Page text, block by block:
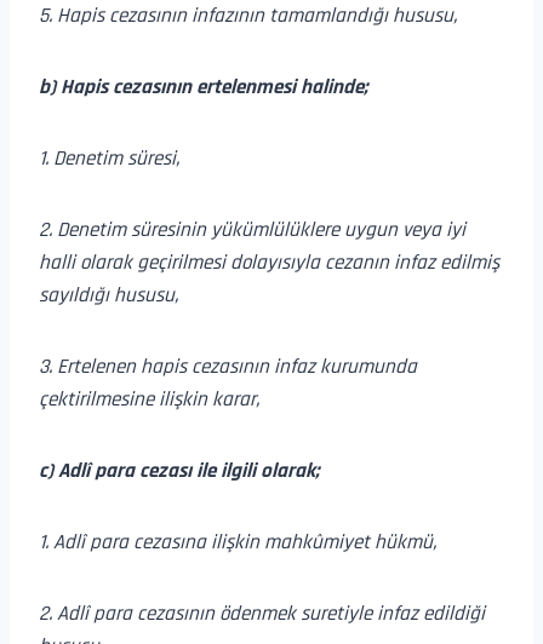
5. Hapis cezasının infazının tamamlandığı hususu,
b) Hapis cezasının ertelenmesi halinde;
1. Denetim süresi,
2. Denetim süresinin yükümlülüklere uygun veya iyi
halli olarak geçirilmesi dolayısıyla cezanın infaz edilmiş
sayıldığı hususu,
3. Ertelenen hapis cezasının infaz kurumunda
çektirilmesine ilişkin karar,
c) Adlî para cezası ile ilgili olarak;
1. Adlî para cezasına ilişkin mahkûmiyet hükmü,
2. Adlî para cezasının ödenmek suretiyle infaz edildiği